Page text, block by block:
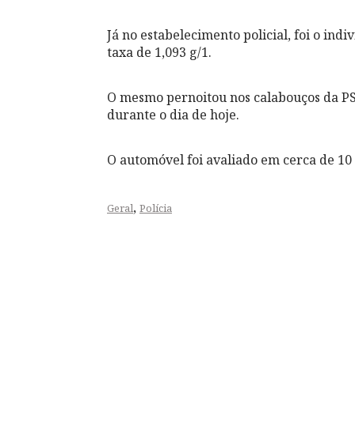
Já no estabelecimento policial, foi o
taxa de 1,093 g/1.
O mesmo pernoitou nos calabouços da
durante o dia de hoje.
O automóvel foi avaliado em cerca de 10
Geral, Polícia